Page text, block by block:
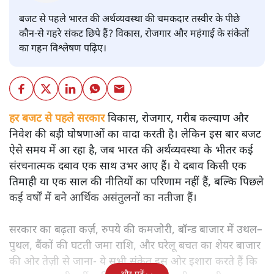
शीतल पी. सिंह
बजट से पहले भारत की अर्थव्यवस्था की चमकदार तस्वीर के पीछे
कौन-से गहरे संकट छिपे हैं? विकास, रोजगार और महंगाई के संकेतों
का गहन विश्लेषण पढ़िए।
हर बजट से पहले सरकारविकास, रोजगार, गरीब कल्याण और